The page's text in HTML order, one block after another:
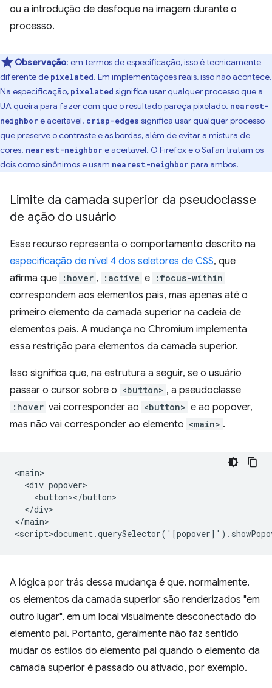
ou a introdução de desfoque na imagem durante o
processo.
Observação: em termos de especificação, isso é tecnicamente
diferente de pixelated. Em implementações reais, isso não acontece.
Na especificação, pixelated significa usar qualquer processo que a
UA queira para fazer com que o resultado pareça pixelado. nearest-
neighbor é aceitável. crisp-edges significa usar qualquer processo
que preserve o contraste e as bordas, além de evitar a mistura de
cores. nearest-neighbor é aceitável. O Firefox e o Safari tratam os
dois como sinônimos e usam nearest-neighbor para ambos.
Limite da camada superior da pseudoclasse
de ação do usuário
Esse recurso representa o comportamento descrito na
especificação de nível 4 dos seletores de CSS, que
afirma que :hover , :active e :focus-within
correspondem aos elementos pais, mas apenas até o
primeiro elemento da camada superior na cadeia de
elementos pais. A mudança no Chromium implementa
essa restrição para elementos da camada superior.
Isso significa que, na estrutura a seguir, se o usuário
passar o cursor sobre o <button> , a pseudoclasse
:hover vai corresponder ao <button> e ao popover,
mas não vai corresponder ao elemento <main> .
<main>
  <div popover>
    <button></button>
  </div>
</main>
A lógica por trás dessa mudança é que, normalmente,
os elementos da camada superior são renderizados "em
outro lugar", em um local visualmente desconectado do
elemento pai. Portanto, geralmente não faz sentido
mudar os estilos do elemento pai quando o elemento da
camada superior é passado ou ativado, por exemplo.